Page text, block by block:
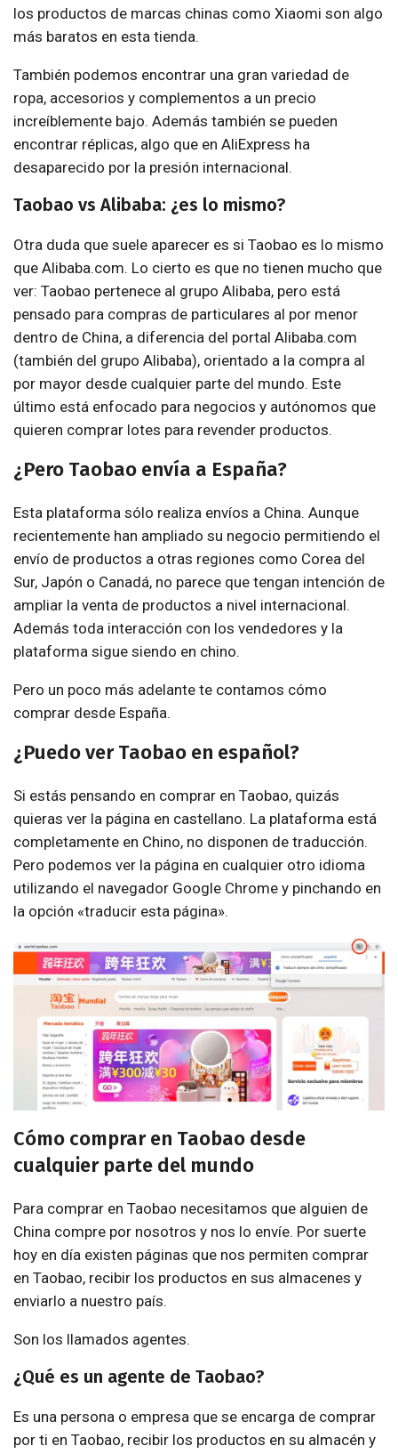
los productos de marcas chinas como Xiaomi son algo
más baratos en esta tienda.
También podemos encontrar una gran variedad de
ropa, accesorios y complementos a un precio
increíblemente bajo. Además también se pueden
encontrar réplicas, algo que en AliExpress ha
desaparecido por la presión internacional.
Taobao vs Alibaba: ¿es lo mismo?
Otra duda que suele aparecer es si Taobao es lo mismo
que Alibaba.com. Lo cierto es que no tienen mucho que
ver: Taobao pertenece al grupo Alibaba, pero está
pensado para compras de particulares al por menor
dentro de China, a diferencia del portal Alibaba.com
(también del grupo Alibaba), orientado a la compra al
por mayor desde cualquier parte del mundo. Este
último está enfocado para negocios y autónomos que
quieren comprar lotes para revender productos.
¿Pero Taobao envía a España?
Esta plataforma sólo realiza envíos a China. Aunque
recientemente han ampliado su negocio permitiendo el
envío de productos a otras regiones como Corea del
Sur, Japón o Canadá, no parece que tengan intención de
ampliar la venta de productos a nivel internacional.
Además toda interacción con los vendedores y la
plataforma sigue siendo en chino.
Pero un poco más adelante te contamos cómo
comprar desde España.
¿Puedo ver Taobao en español?
Si estás pensando en comprar en Taobao, quizás
quieras ver la página en castellano. La plataforma está
completamente en Chino, no disponen de traducción.
Pero podemos ver la página en cualquier otro idioma
utilizando el navegador Google Chrome y pinchando en
la opción «traducir esta página».
Cómo comprar en Taobao desde
cualquier parte del mundo
Para comprar en Taobao necesitamos que alguien de
China compre por nosotros y nos lo envíe. Por suerte
hoy en día existen páginas que nos permiten comprar
en Taobao, recibir los productos en sus almacenes y
enviarlo a nuestro país.
Son los llamados agentes.
¿Qué es un agente de Taobao?
Es una persona o empresa que se encarga de comprar
por ti en Taobao, recibir los productos en su almacén y